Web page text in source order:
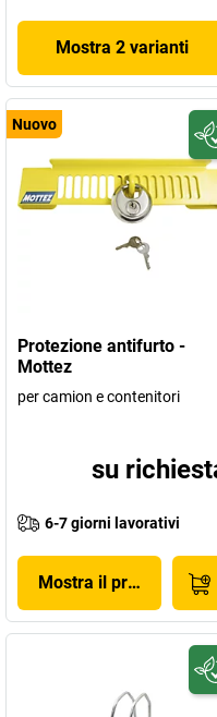
Mostra 2 varianti
Nuovo
Protezione antifurto -
Mottez
per camion e contenitori
su
6-7 giorni lavorativi
Mostra il prodotto